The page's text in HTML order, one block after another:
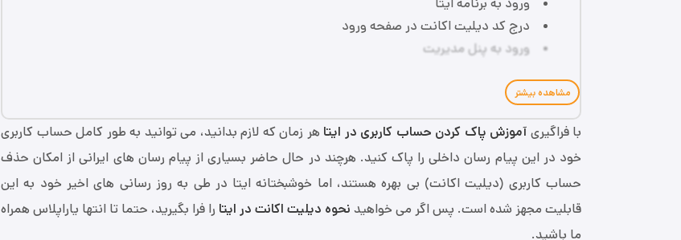
درج کد دیلیت اکانت در صفحه ورود
ورود به پنل مدیریت
مشاهده بیشتر
با فراگیری آموزش پاک کردن حساب کاربری در ایتا هر زمان که لازم بدانید، می توانید به طور کامل حساب کاربری
خود در این پیام رسان داخلی را پاک کنید. هرچند در حال حاضر بسیاری از پیام رسان های ایرانی از امکان حذف
حساب کاربری (دیلیت اکانت) بی ‌بهره هستند، اما خوشبختانه ایتا در طی به روز رسانی های اخیر خود به این
قابلیت مجهز شده است. پس اگر می خواهید نحوه دیلیت اکانت در ایتا را فرا بگیرید، حتما تا انتها یاراپلاس همراه
ما باشید.